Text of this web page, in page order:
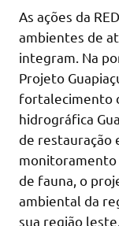
As ações da
ambientes de
integram. Na
Projeto
fortalecimento
hidrográfica
de restauração
monitoramento
de fauna, o
ambiental da
sua região